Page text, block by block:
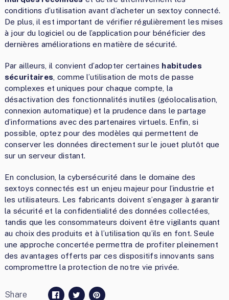
conditions d’utilisation avant d’acheter un sextoy connecté.
De plus, il est important de vérifier régulièrement les mises
à jour du logiciel ou de l’application pour bénéficier des
dernières améliorations en matière de sécurité.
Par ailleurs, il convient d’adopter certaines habitudes
sécuritaires , comme l’utilisation de mots de passe
complexes et uniques pour chaque compte, la
désactivation des fonctionnalités inutiles (géolocalisation,
connexion automatique) et la prudence dans le partage
d’informations avec des partenaires virtuels. Enfin, si
possible, optez pour des modèles qui permettent de
conserver les données directement sur le jouet plutôt que
sur un serveur distant.
En conclusion, la cybersécurité dans le domaine des
sextoys connectés est un enjeu majeur pour l’industrie et
les utilisateurs. Les fabricants doivent s’engager à garantir
la sécurité et la confidentialité des données collectées,
tandis que les consommateurs doivent être vigilants quant
au choix des produits et à l’utilisation qu’ils en font. Seule
une approche concertée permettra de profiter pleinement
des avantages offerts par ces dispositifs innovants sans
compromettre la protection de notre vie privée.
Share